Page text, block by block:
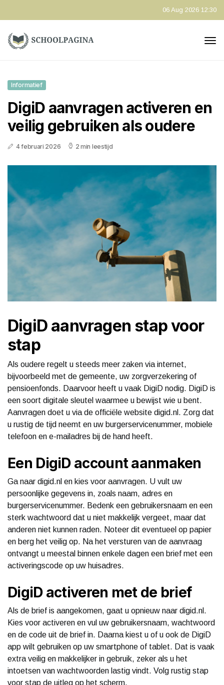
06 Aug 2026 12:30
Informatief
DigiD aanvragen activeren en
veilig gebruiken als oudere
4 februari 2026 2 min leestijd
DigiD aanvragen stap voor
stap
Als oudere regelt u steeds meer zaken via internet,
bijvoorbeeld met de gemeente, uw zorgverzekering of
pensioenfonds. Daarvoor heeft u vaak DigiD nodig. DigiD is
een soort digitale sleutel waarmee u bewijst wie u bent.
Aanvragen doet u via de officiële website digid.nl. Zorg dat
u rustig de tijd neemt en uw burgerservicenummer, mobiele
telefoon en e-mailadres bij de hand heeft.
Een DigiD account aanmaken
Ga naar digid.nl en kies voor aanvragen. U vult uw
persoonlijke gegevens in, zoals naam, adres en
burgerservicenummer. Bedenk een gebruikersnaam en een
sterk wachtwoord dat u niet makkelijk vergeet, maar dat
anderen niet kunnen raden. Noteer dit eventueel op papier
en berg het veilig op. Na het versturen van de aanvraag
ontvangt u meestal binnen enkele dagen een brief met een
activeringscode op uw huisadres.
DigiD activeren met de brief
Als de brief is aangekomen, gaat u opnieuw naar digid.nl.
Kies voor activeren en vul uw gebruikersnaam, wachtwoord
en de code uit de brief in. Daarna kiest u of u ook de DigiD
app wilt gebruiken op uw smartphone of tablet. Dat is vaak
extra veilig en makkelijker in gebruik, zeker als u het
intoetsen van wachtwoorden lastig vindt. Volg rustig stap
voor stap de uitleg op het scherm.